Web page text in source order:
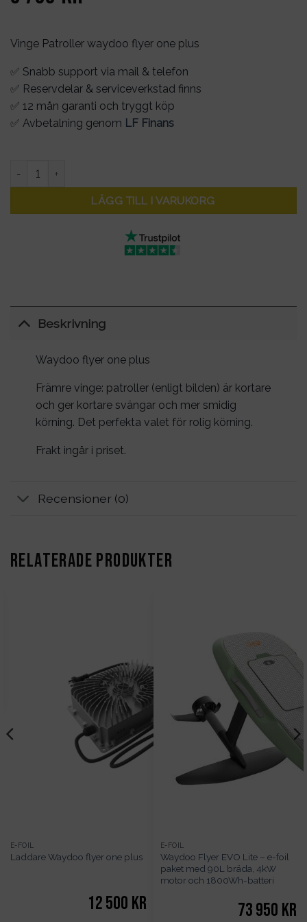
Vinge Patroller waydoo flyer one plus
✅ Snabb support via mail & telefon
✅ Reservdelar & serviceverkstad finns
✅ 12 mån garanti och tryggt köp
✅ Avbetalning genom LF Finans
Vinge Patroller waydoo flyer one plus mängd
LÄGG TILL I VARUKORG
Beskrivning
Waydoo flyer one plus
Främre vinge: patroller (enligt bilden) är kortare
och ger kortare svängar och mer smidig
körning. Det perfekta valet för rolig körning.
Frakt ingår i priset.
Recensioner (0)
RELATERADE PRODUKTER
E-FOIL
Laddare Waydoo flyer one plus
12 500 kr
E-FOIL
Waydoo Flyer EVO Lite – e-foil
paket med 90L bräda, 4kW
motor och 1800Wh-batteri
73 950 kr